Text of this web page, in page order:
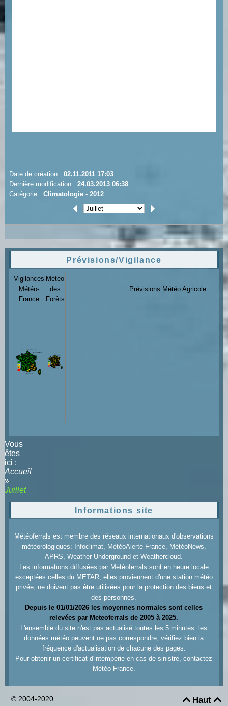
Date de création : 02.11.2011 17:03
Dernière modification : 24.03.2013 06:38
Catégorie : Climatologie - 2012
Prévisions/Vigilance
Vigilances
Météo-
France
Météo
des
Forêts
Prévisions Météo Agricole
Vous
êtes
ici :
Accueil
»
Juillet
Informations site
Météoferrals est membre des réseaux internationaux d'observations
météorologiques: Infoclimat, MétéoAlerte France, MétéoNews,
APRS, Weather Underground et Weathercloud.
Les informations diffusées par Météoferrals sont en heure locale
exceptées celles du METAR, elles proviennent d'une station météo
privée, ne doivent pas être utilisées pour la protection des biens et
des personnes.
Depuis le 01/01/2026 les moyennes normales sont celles
relevées par Meteoferrals de 2005 à 2025.
L'ensemble du site n'est pas actualisé toutes les 5 minutes. les
données météo peuvent ne pas correspondre, vérifiez bien la
fréquence d'actualisation de chacune des pages.
Pour obtenir un certificat d'intempérie en cas de sinistre, contactez
Météo France.
Haut
© 2004-2020